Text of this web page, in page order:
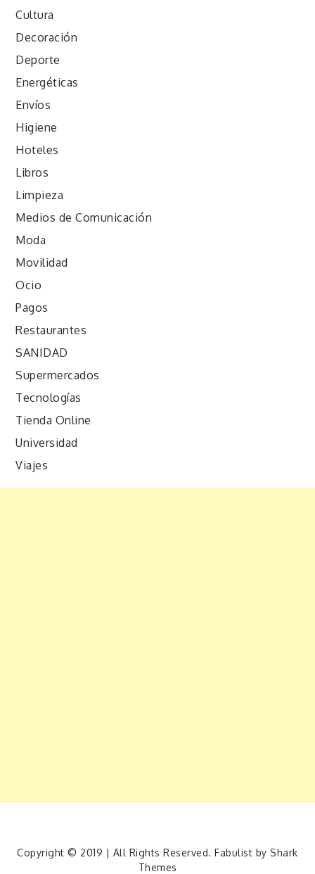
Cultura
Decoración
Deporte
Energéticas
Envíos
Higiene
Hoteles
Libros
Limpieza
Medios de Comunicación
Moda
Movilidad
Ocio
Pagos
Restaurantes
SANIDAD
Supermercados
Tecnologías
Tienda Online
Universidad
Viajes
Copyright © 2019 | All Rights Reserved. Fabulist by Shark
Themes